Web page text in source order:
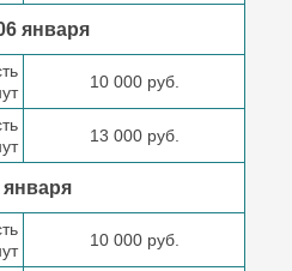
января
10 000 руб.
13 000 руб.
января
10 000 руб.